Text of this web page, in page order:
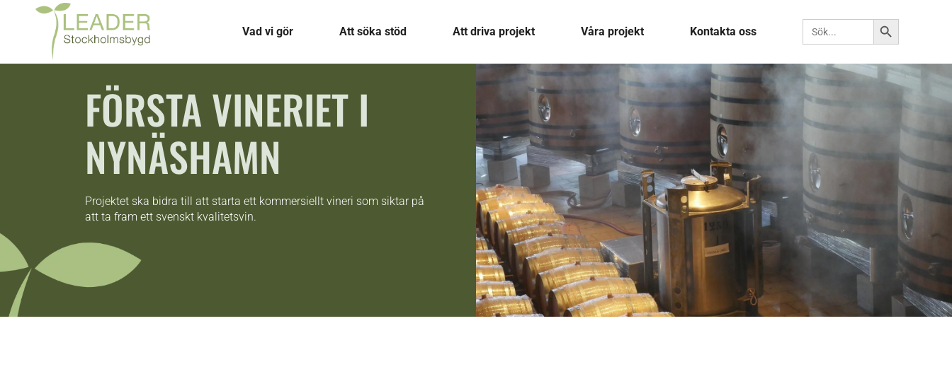
Vad vi gör Att söka stöd Att driva projekt Våra projekt Kontakta oss Sök efter: Sökknapp
FÖRSTA VINERIET I
NYNÄSHAMN
Projektet ska bidra till att starta ett kommersiellt vineri som siktar på
att ta fram ett svenskt kvalitetsvin.